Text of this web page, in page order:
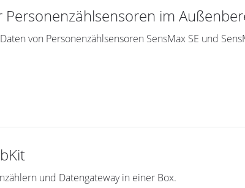
im
von Personenzählsensoren SensMax SE und
und Datengateway in einer Box.